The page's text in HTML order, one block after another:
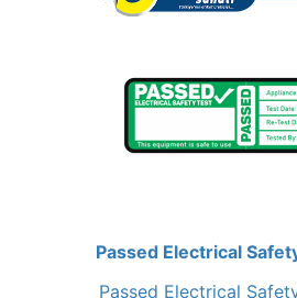
Passed Electrical
Passed Electrical